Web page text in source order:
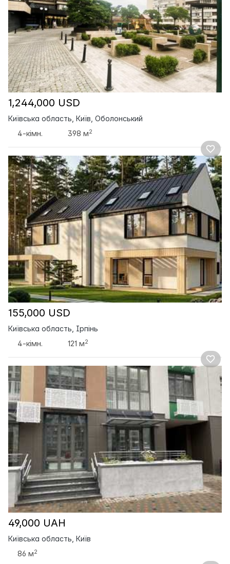
1,244,000 USD
Київська область, Київ, Оболонський
4-кімн.
398 м2
155,000 USD
Київська область, Ірпінь
4-кімн.
121 м2
49,000 UAH
Київська область, Київ
86 м2